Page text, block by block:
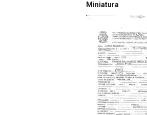
Miniatura